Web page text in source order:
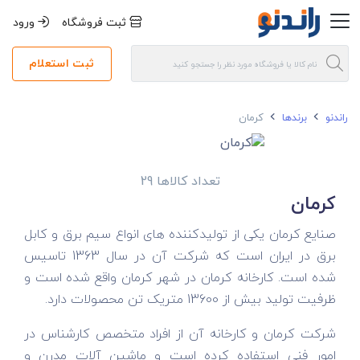
ثبت فروشگاه ورود
ثبت استعلام
راندنو برندها کرمان
تعداد کالاها 29
کرمان
صنایع کرمان یکی از تولیدکننده های انواع سیم برق و کابل
برق در ایران است که شرکت آن در سال 1363 تاسیس
شده است. کارخانه کرمان در شهر کرمان واقع شده است و
ظرفیت تولید بیش از 13600 متریک تن محصولات دارد.
شرکت کرمان و کارخانه آن از افراد متخصص کارشناس در
امور فنی استفاده کرده است و ماشین آلات مدرن و